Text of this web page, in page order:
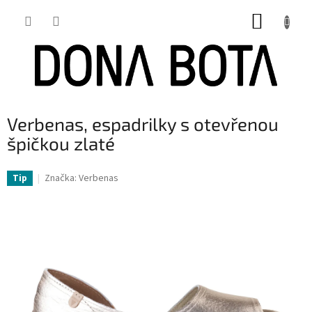
Verbenas, espadrilky s otevřenou
špičkou zlaté
Tip Značka: Verbenas